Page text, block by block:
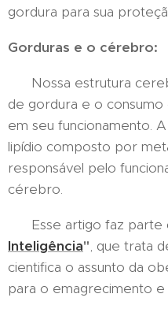
gordura para sua
Gorduras e o cérebro:
Nossa estrutura
de gordura e o consumo
em seu funcionamento.
lipídio composto por
responsável pelo
cérebro.
Esse artigo faz parte
Inteligência", que trata
cientifica o assunto da
para o emagrecimento e